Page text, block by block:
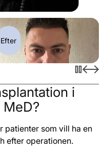
i
patienter som vill ha en
efter operationen.
Efter